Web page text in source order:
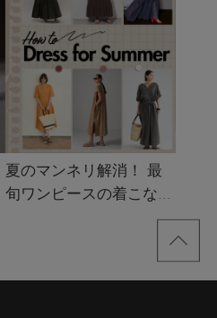
夏のマンネリ解消！ 最
旬ワンピースの着こなし